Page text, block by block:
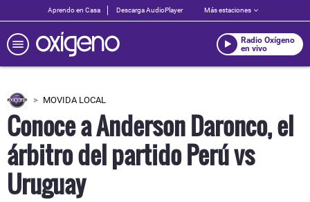
Aprendo en Casa Descarga AudioPlayer Más estaciones
Radio Oxígeno
en vivo
MOVIDA LOCAL
Conoce a Anderson Daronco, el
árbitro del partido Perú vs
Uruguay